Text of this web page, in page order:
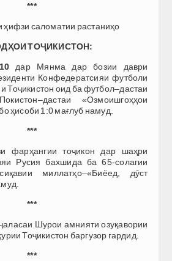
***
саломатии растаниҳо
ТОҶИКИСТОН:
дар Мянма дар бозии даври
Конфедератсияи футболи
оид ба футбол–дастаи
«Озмоишгоҳҳои
ҳисоби 1:0 мағлуб намуд.
***
фарҳангии тоҷикон дар шаҳри
Русия бахшида ба 65-солагии
миллатҳо–«Биёед, дӯст
***
Шурои амнияти озуқавории
Тоҷикистон баргузор гардид.
***